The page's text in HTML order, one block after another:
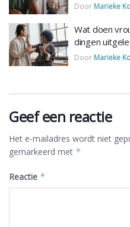
Door Marieke
Wat doen
dingen
Door Marieke
Geef een reactie
Het e-mailadres wordt niet
gemarkeerd met *
Reactie *